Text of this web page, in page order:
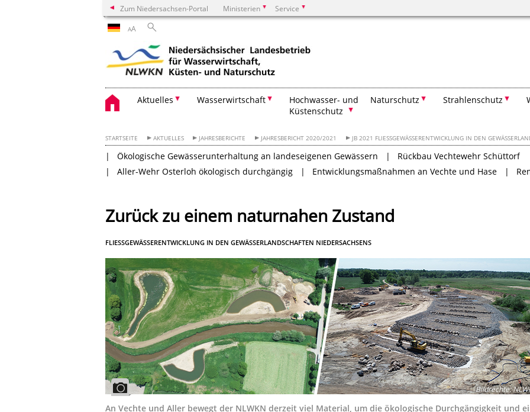
Zum Niedersachsen-Portal Ministerien Service
AA
Aktuelles Wasserwirtschaft
Hochwasser- und
Küstenschutz
Naturschutz Strahlenschutz
STARTSEITE AKTUELLES JAHRESBERICHTE JAHRESBERICHT 2020/2021 JB 2021 FLIESSGEWÄSSERENTWICKLUNG IN DEN
Ökologische Gewässerunterhaltung an landeseigenen Gewässern
Rückbau Vechtewehr Schüttorf
Aller-Wehr Osterloh ökologisch durchgängig
Entwicklungsmaßnahmen an Vechte und Hase
Zurück zu einem naturnahen Zustand
FLIESSGEWÄSSERENTWICKLUNG IN DEN GEWÄSSERLANDSCHAFTEN NIEDERSACHSENS
Bildrechte:
An Vechte und Aller bewegt der NLWKN derzeit viel Material, um die ökologische Durchgängigkeit und